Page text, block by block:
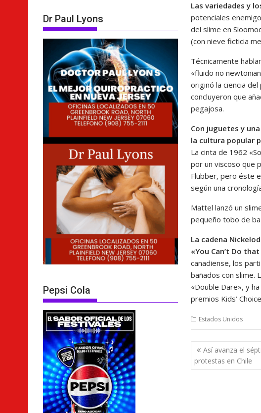
Las variedades y
potenciales
del slime en
(con nieve ficticia
Técnicamente
«fluido no
originó la ciencia
concluyeron que
pegajosa.
Con juguetes y
la cultura popular
La cinta de 1962
por un viscoso que
Flubber, pero éste
según una
Mattel lanzó un
pequeño tobo de
La cadena
«You Can’t Do
canadiense, los
bañados con slime.
«Double Dare», y
premios Kids’
Estados Unidos
Navegación
de
entradas
Así avanza el
protestas en Chile
Dr Paul Lyons
Pepsi Cola